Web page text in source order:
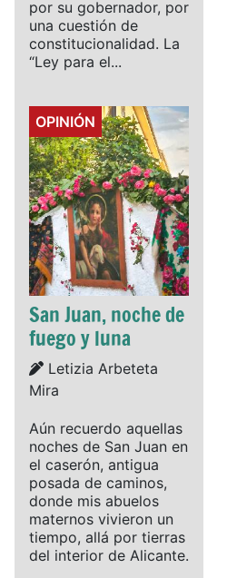
por su gobernador, por
una cuestión de
constitucionalidad. La
“Ley para el...
Details
OPINIÓN
San Juan, noche de
fuego y luna
Details
Letizia Arbeteta
Mira
Aún recuerdo aquellas
noches de San Juan en
el caserón, antigua
posada de caminos,
donde mis abuelos
maternos vivieron un
tiempo, allá por tierras
del interior de Alicante.